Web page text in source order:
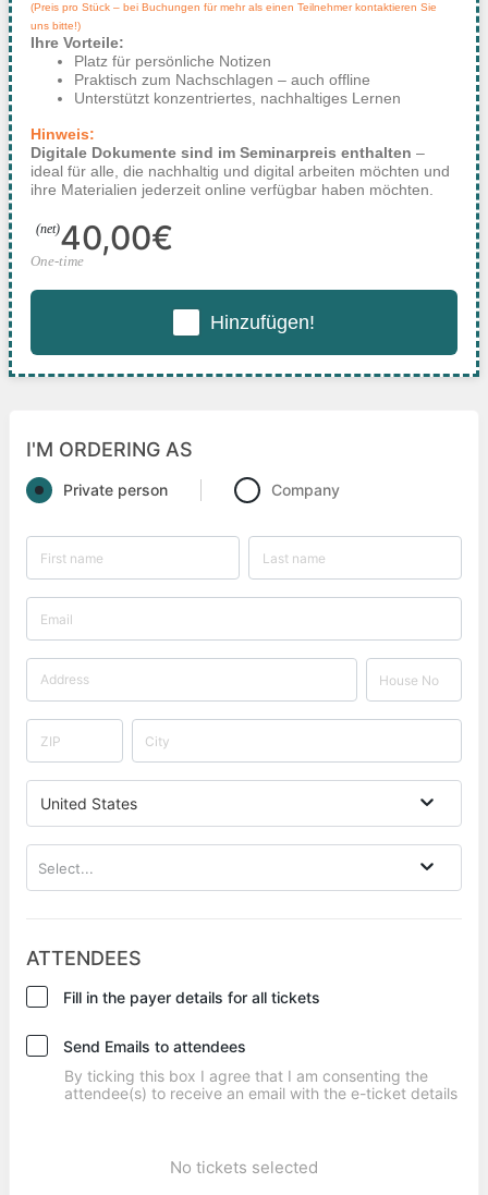
(Preis pro Stück – bei Buchungen für mehr als einen Teilnehmer kontaktieren Sie
uns bitte!)
Ihre Vorteile:
Platz für persönliche Notizen
Praktisch zum Nachschlagen – auch offline
Unterstützt konzentriertes, nachhaltiges Lernen
Hinweis:
Digitale Dokumente sind im Seminarpreis enthalten –
ideal für alle, die nachhaltig und digital arbeiten möchten und
ihre Materialien jederzeit online verfügbar haben möchten.
40,00€
(net)
One-time
Hinzufügen!
I'M ORDERING AS
Private person Company
United States
Select...
ATTENDEES
Fill in the payer details for all tickets
Send Emails to attendees
By ticking this box I agree that I am consenting the
attendee(s) to receive an email with the e-ticket details
No tickets selected